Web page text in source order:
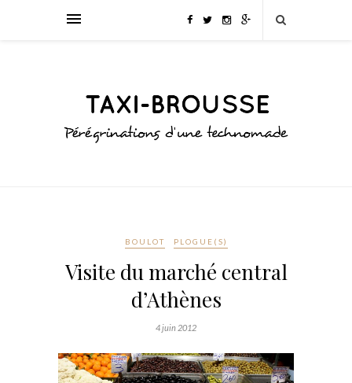
BOULOT PLOGUE(S)
Visite du marché central
d’Athènes
4 juin 2012